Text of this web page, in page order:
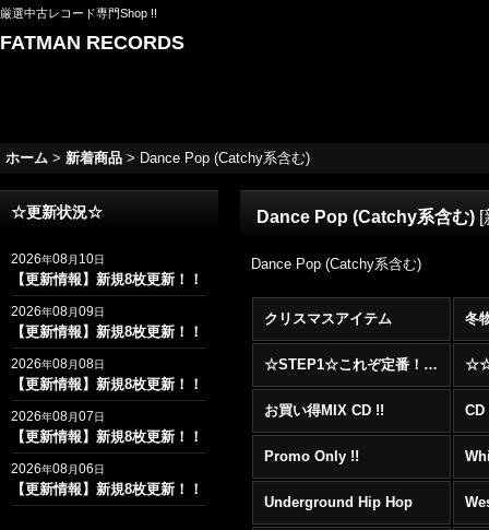
厳選中古レコード専門Shop !!
FATMAN RECORDS
ホーム > 新着商品 > Dance Pop (Catchy系含む)
☆更新状況☆
2026年08月 10日
【更新情報】新規8枚更新！！
2026年08月09日
【更新情報】新規8枚更新！！
2026年08月08日
【更新情報】新規8枚更新！！
2026年08月07日
【更新情報】新規8枚更新！！
2026年08月06日
【更新情報】新規8枚更新！！
Dance Pop (Catchy系含む) [
Dance Pop (Catchy系含む)
クリスマスアイテム 冬
☆STEP1☆これぞ定番！！まずはここから！2000年代R&BフロアヒットBest 100 !!!
お買い得MIX CD !!
Promo Only !!
Underground Hip Hop